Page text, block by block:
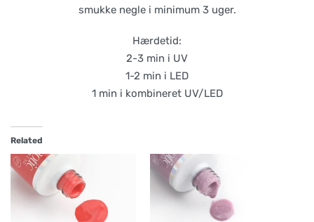
smukke negle i minimum 3 uger.
Hærdetid:
2-3 min i UV
1-2 min i LED
1 min i kombineret UV/LED
Related